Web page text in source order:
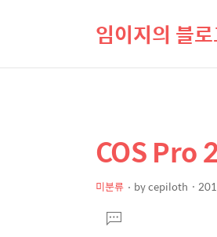
임이지의 블
상
세
컨
텐
본
문
제
COS Pro
미분류 bycepiloth
문댓
글